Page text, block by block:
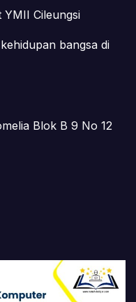
YMII Cileungsi
bangsa di
Blok B 9 No 12